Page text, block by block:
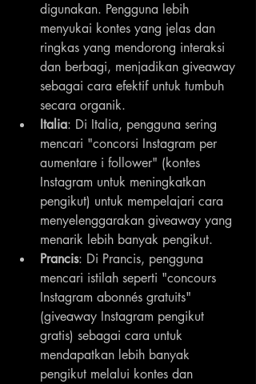
digunakan. Pengguna lebih
menyukai kontes yang jelas dan
ringkas yang mendorong interaksi
dan berbagi, menjadikan giveaway
sebagai cara efektif untuk tumbuh
secara organik.
Italia: Di Italia, pengguna sering
mencari "concorsi Instagram per
aumentare i follower" (kontes
Instagram untuk meningkatkan
pengikut) untuk mempelajari cara
menyelenggarakan giveaway yang
menarik lebih banyak pengikut.
Prancis: Di Prancis, pengguna
mencari istilah seperti "concours
Instagram abonnés gratuits"
(giveaway Instagram pengikut
gratis) sebagai cara untuk
mendapatkan lebih banyak
pengikut melalui kontes dan